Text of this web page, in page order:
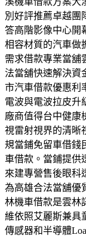
別好評推薦卓越團
答高階影像中心開
相容材質的汽車做
需求借款專業當舖
法當舖快速解決資
市汽車借款優惠利
電波與電波拉皮升
廠商值得台中健康
視雷射視界的清晰
規當鋪免留車借錢
車借款。當鋪提供
來建專營售後眼科
為高雄合法當舖優
林機車借款是雲林
維依照艾麗斯兼具
傳感器和半導體